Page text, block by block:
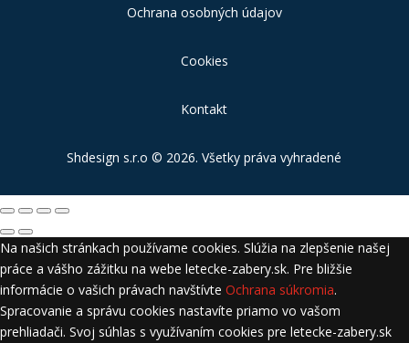
Ochrana osobných údajov
Cookies
Kontakt
Shdesign s.r.o © 2026. Všetky práva vyhradené
Na našich stránkach používame cookies. Slúžia na zlepšenie našej
práce a vášho zážitku na webe letecke-zabery.sk. Pre bližšie
informácie o vašich právach navštívte Ochrana súkromia.
Spracovanie a správu cookies nastavíte priamo vo vašom
prehliadači. Svoj súhlas s využívaním cookies pre letecke-zabery.sk